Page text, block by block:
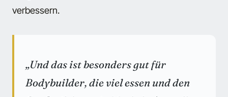
verbessern.
„Und das ist besonders gut für
Bodybuilder, die viel essen und den